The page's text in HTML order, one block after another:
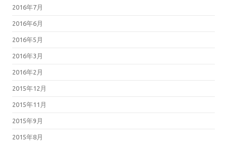
2016年7月
2016年6月
2016年5月
2016年3月
2016年2月
2015年12月
2015年11月
2015年9月
2015年8月